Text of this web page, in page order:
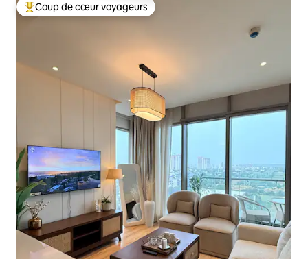
Coups de cœur voyageurs les plus appréciés
Coup de cœur voyageurs